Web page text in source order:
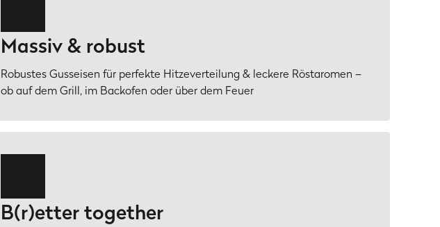
Massiv & robust
Robustes Gusseisen für perfekte Hitzeverteilung & leckere Röstaromen –
ob auf dem Grill, im Backofen oder über dem Feuer
B(r)etter together